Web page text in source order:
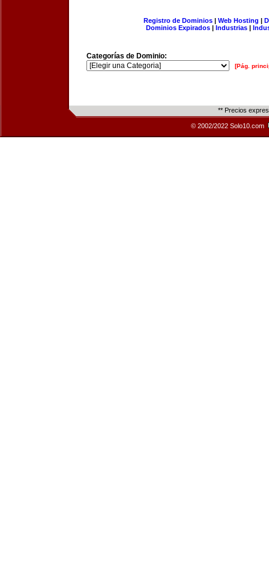
Registro de Dominios| Web Hosting |
Dominios Expirados | Industrias |
Categorías de Dominio:
[Pág.
** Precios
© 2002/2022 Solo10.com